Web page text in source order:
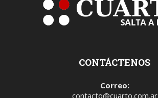
CONTÁCTENOS
Correo:
contacto@cuarto.com.ar